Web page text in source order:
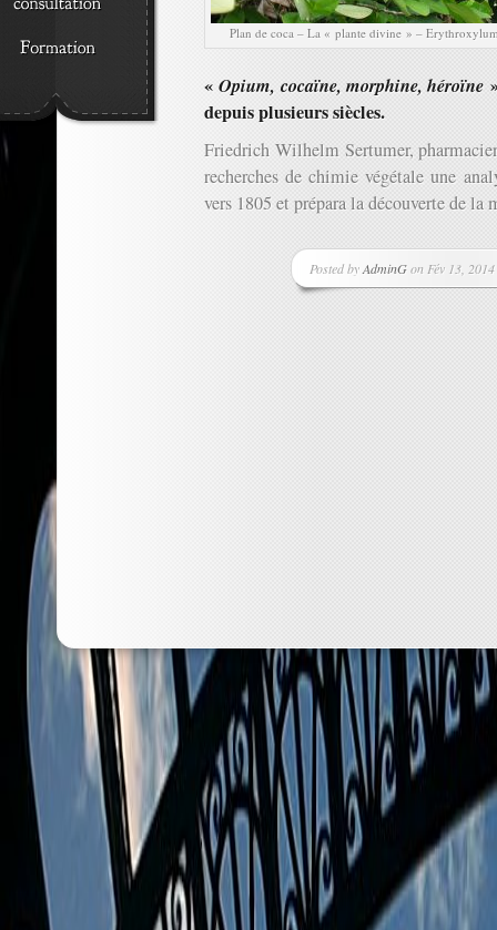
Plan de coca – La « plante divine » –
« Opium, cocaïne, morphine, héroïne
depuis plusieurs siècles.
Friedrich Wilhelm Sertumer,
recherches de chimie végétale une
vers 1805 et prépara la découverte de la
Posted byAdminGon Fév 13,